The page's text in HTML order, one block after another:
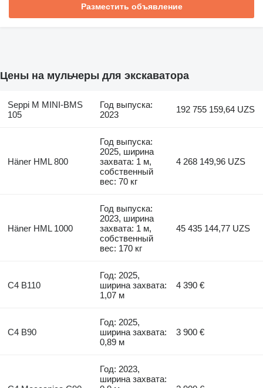
Разместить объявление
Цены на мульчеры для экскаватора
Seppi M MINI-BMS
105
Год выпуска:
2023
192 755 159,64 UZS
Häner HML 800
Год выпуска:
2025, ширина
захвата: 1 м,
собственный
вес: 70 кг
4 268 149,96 UZS
Häner HML 1000
Год выпуска:
2023, ширина
захвата: 1 м,
собственный
вес: 170 кг
45 435 144,77 UZS
C4 B110
Год: 2025,
ширина захвата:
1,07 м
4 390 €
C4 B90
Год: 2025,
ширина захвата:
0,89 м
3 900 €
Год: 2023,
ширина захвата: